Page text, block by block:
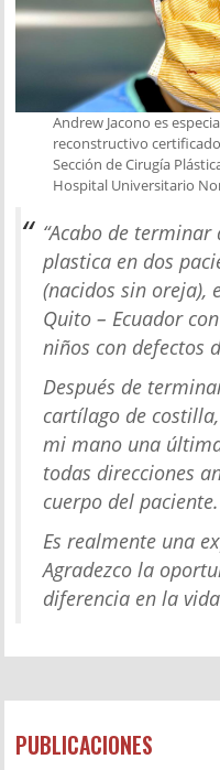
Andrew Jacono es
reconstructivo certificado
Sección de Cirugía
Hospital Universitario
“Acabo de
plastica en dos
(nacidos sin oreja),
Quito – Ecuador
niños con defectos
Después de
cartílago de
mi mano una
todas direcciones
cuerpo del paciente.
Es realmente una
Agradezco la
diferencia en la
PUBLICACIONES